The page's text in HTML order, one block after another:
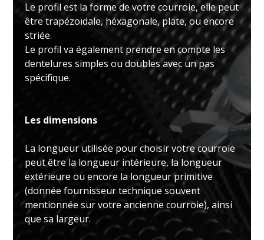
Le profil est la forme de votre courroie, elle peut
être trapézoïdale, héxagonale, plate, ou encore
striée.
Le profil va également prendre en compte les
dentelures simples ou doubles avec un pas
spécifique.
Les dimensions
La longueur utilisée pour choisir votre courroie
peut être la longueur intérieure, la longueur
extérieure ou encore la longueur primitive
(donnée fournisseur technique souvent
mentionnée sur votre ancienne courroie), ainsi
que sa largeur.